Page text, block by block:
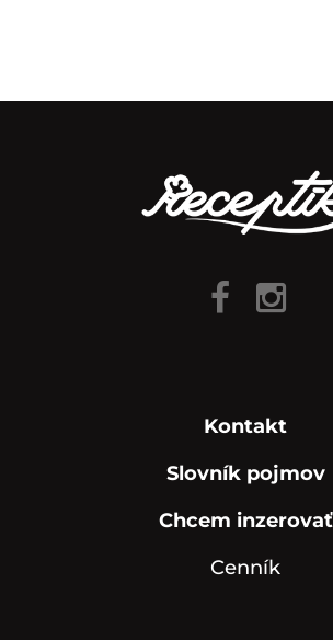
Kontakt
Slovník pojmov
Chcem inzerovať
Cenník